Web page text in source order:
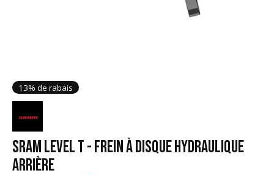
13% de rabais
SRAM LEVEL T - FREIN À DISQUE HYDRAULIQUE
ARRIÈRE